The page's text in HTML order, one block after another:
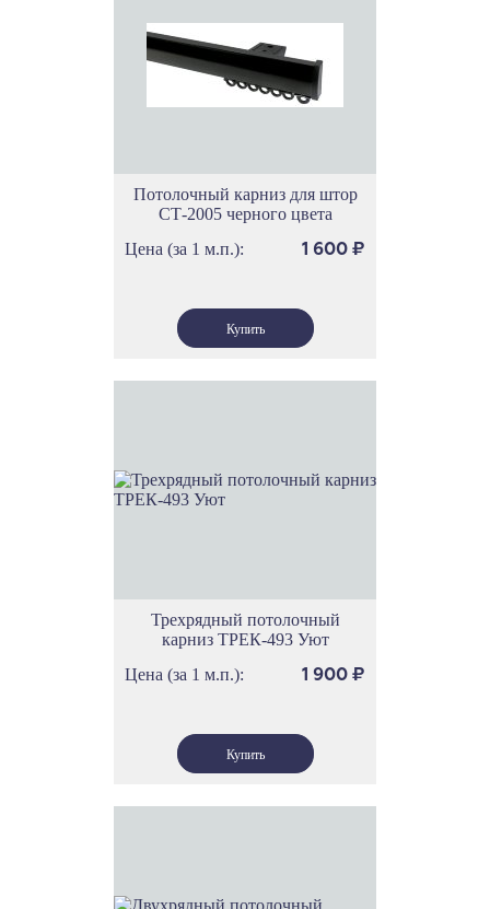
Потолочный карниз для штор
СТ-2005 черного цвета
Цена (за 1 м.п.):
1 600 ₽
Трехрядный потолочный
карниз ТРЕК-493 Уют
Цена (за 1 м.п.):
1 900 ₽